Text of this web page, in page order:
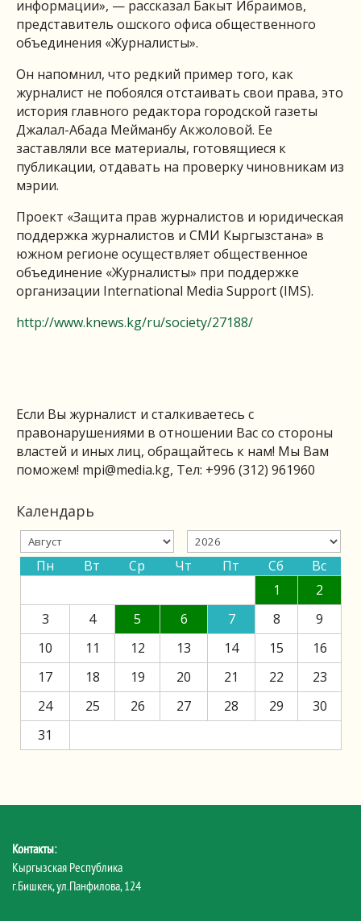
информации», — рассказал Бакыт Ибраимов,
представитель ошского офиса общественного
объединения «Журналисты».
Он напомнил, что редкий пример того, как
журналист не побоялся отстаивать свои права, это
история главного редактора городской газеты
Джалал-Абада Мейманбу Акжоловой. Ее
заставляли все материалы, готовящиеся к
публикации, отдавать на проверку чиновникам из
мэрии.
Проект «Защита прав журналистов и юридическая
поддержка журналистов и СМИ Кыргызстана» в
южном регионе осуществляет общественное
объединение «Журналисты» при поддержке
организации International Media Support (IMS).
http://www.knews.kg/ru/society/27188/
Если Вы журналист и сталкиваетесь с
правонарушениями в отношении Вас со стороны
властей и иных лиц, обращайтесь к нам! Мы Вам
поможем! mpi@media.kg, Тел: +996 (312) 961960
Календарь
Пн Вт Ср Чт Пт Сб
Вс
1
2
3
4 5 6 7 8
9
10
11 12 13 14 15
16
17
18 19 20 21 22
23
24
25 26 27 28 29
30
31
Контакты:
Кыргызская Республика
г.Бишкек, ул.Панфилова, 124